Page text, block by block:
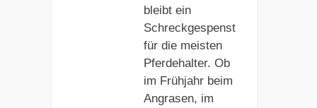
bleibt ein
Schreckgespenst
für die meisten
Pferdehalter. Ob
im Frühjahr beim
Angrasen, im